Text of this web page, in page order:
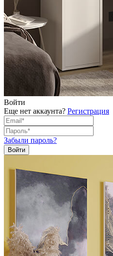
Войти
Еще нет аккаунта? Регистрация
Забыли пароль?